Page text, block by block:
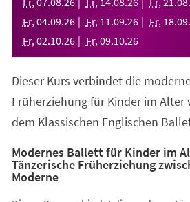
Tab)
Fr, 04.09.26 Fr, 11 .09.26 Fr, 18.09.
Fr, 02.10.26 Fr, 09.10.26
Dieser Kurs verbindet die
Früherziehung für Kinder im Alter
dem Klassischen Englischen
Modernes Ballett für Kinder im
Tänzerische Früherziehung
Moderne